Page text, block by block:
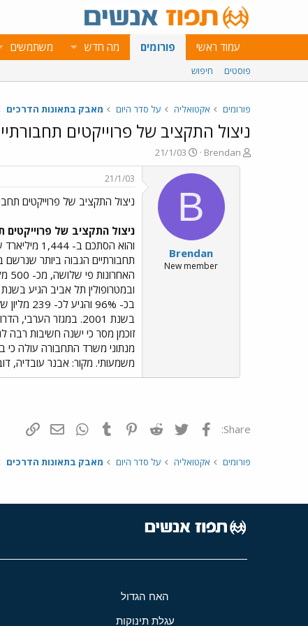
עמוד ראשי פורומים מה חדש משתמשים
פוסטים חיפוש
פורומים אקטואליה על סדר היום מאבק בתאונות הדרכים
ניצול התקציב של פרוייקטים
פ
ו
Brendan
פ
ו
ר
ם
ב
א
ר
י
21/1/03
B
Brendan
New member
21/1/03
ניצול התקציב של פרוייקטים
ניצול התקציב של פרוייקטים
והוא
זוכמן מסר כי ישנה חשיבות רבה
מנתוני משרד התחבורה עולה כי
משמעותי. מקור: אבנר עובדיה,
Share: פייסבוק Twitter
Reddit
Pinterest
Tumblr
WhatsApp
דואר
פורומים אקטואליה על סדר היום מאבק בתאונות הדרכים
האח הגדול
עגלת תינוקות